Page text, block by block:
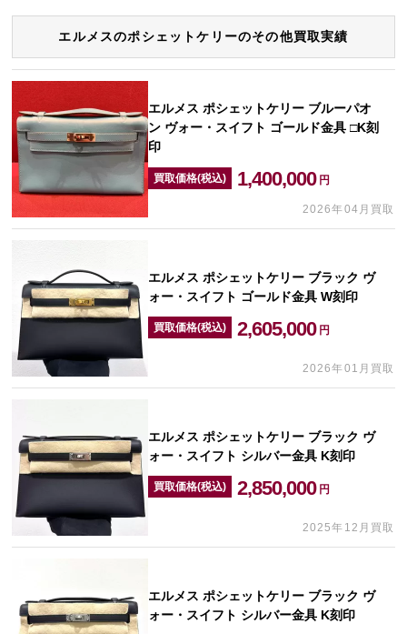
エルメスのポシェットケリーのその他買取実績
エルメス ポシェットケリー ブルーパオ
ン ヴォー・スイフト ゴールド金具 □K刻
印
買取価格(税込) 1,400,000 円
2026年04月買取
エルメス ポシェットケリー ブラック ヴ
ォー・スイフト ゴールド金具 W刻印
買取価格(税込) 2,605,000 円
2026年01月買取
エルメス ポシェットケリー ブラック ヴ
ォー・スイフト シルバー金具 K刻印
買取価格(税込) 2,850,000 円
2025年12月買取
エルメス ポシェットケリー ブラック ヴ
ォー・スイフト シルバー金具 K刻印